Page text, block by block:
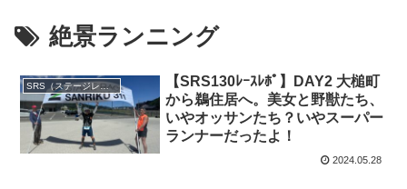
絶景ランニング
SRS（ステージレース三陸）
【SRS130ﾚｰｽﾚﾎﾟ】DAY2 大槌町
から鵜住居へ。美女と野獣たち、
いやオッサンたち？いやスーパー
ランナーだったよ！
2024.05.28